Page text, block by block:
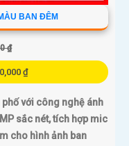
BAN ĐÊM
₫
₫
với công nghệ ánh
sắc nét, tích hợp mic
cho hình ảnh ban